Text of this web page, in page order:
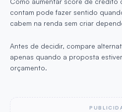
contam pode fazer sentido
cabem na renda sem criar
Antes de decidir, compare
apenas quando a proposta
orçamento.